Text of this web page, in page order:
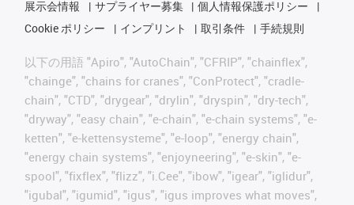
展示会情報
サプライヤー募集
個人情報保護ポリシー
Cookie ポリシー
インプリント 取引条件 手続規則
以下の用語 "Apiro", "AutoChain", "CFRIP", "chainflex",
"chainge", "chains for cranes", "ConProtect", "cradle-
chain", "CTD", "drygear", "drylin", "dryspin", "dry-tech",
"dryway", "easy chain", "e-chain", "e-chain systems", "e-
ketten", "e-kettensysteme", "e-loop", "energy chain",
"energy chain systems", "enjoyneering", "e-skin", "e-
spool", "fixflex", "flizz", "i.Cee", "ibow", "igear", "iglidur",
"igubal", "igumid", "igus", "igus improves what moves",